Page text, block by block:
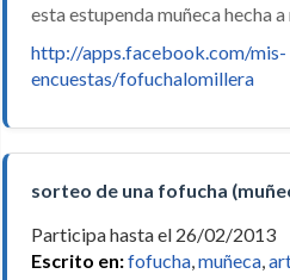
esta estupenda muñeca hecha a
http://apps.facebook.com/mis-
encuestas/fofuchalomillera
sorteo de una fofucha
Participa hasta el 26/02/2013
Escrito en:fofucha muñeca